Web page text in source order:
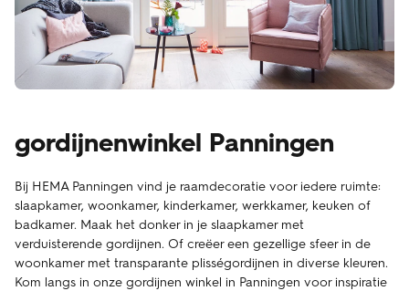
gordijnenwinkel Panningen
Bij HEMA Panningen vind je raamdecoratie voor iedere ruimte:
slaapkamer, woonkamer, kinderkamer, werkkamer, keuken of
badkamer. Maak het donker in je slaapkamer met
verduisterende gordijnen. Of creëer een gezellige sfeer in de
woonkamer met transparante plisségordijnen in diverse kleuren.
Kom langs in onze gordijnen winkel in Panningen voor inspiratie